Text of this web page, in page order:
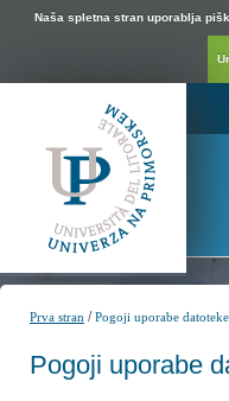
Naša spletna stran uporablja
Prva stran /Pogoji uporabe
Pogoji uporabe